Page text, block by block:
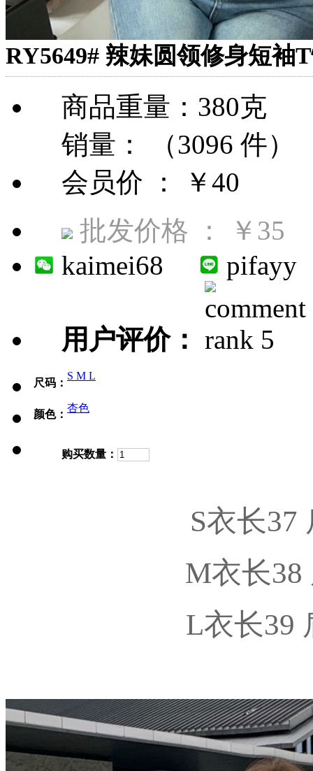
RY5649# 辣妹圆领修身短袖
商品重量：380克
销量： （3096 件）
会员价 ：
￥40
批发价格 ：
￥35
kaimei68
pifayy
用户评价：
尺码：
S M L
颜色：
杏色
购买数量：
S衣长37
M衣长38
L衣长39